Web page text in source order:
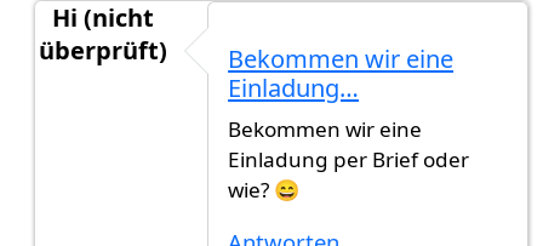
Hi (nicht
überprüft)
(Kein Betreff)vonElie (nicht
Bekommen wir eine
Einladung…
Bekommen wir eine
Einladung per Brief oder
wie? 😄